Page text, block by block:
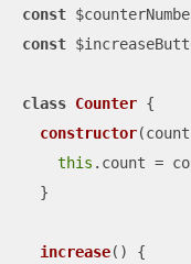
const
const
class Counter {
constructor(count
this .count =
  }
increase( ) {